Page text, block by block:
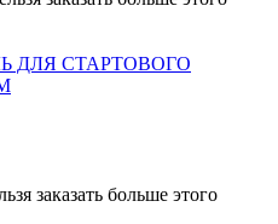
ДЛЯ СТАРТОВОГО
заказать больше этого